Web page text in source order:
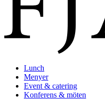
Lunch
Menyer
Event & catering
Konferens & möten